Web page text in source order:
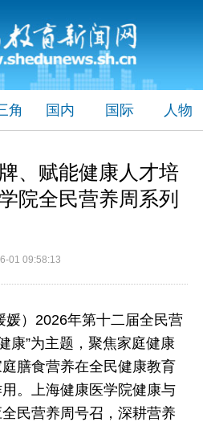
角 国内 国际 人物
、赋能健康人才培
院全民营养周系列
01 09:58:13
媛）2026年第十二届全民营
康”为主题，聚焦家庭健康
膳食营养在全民健康教育
。 上海健康医学院健康与
民营养周号召，深耕营养